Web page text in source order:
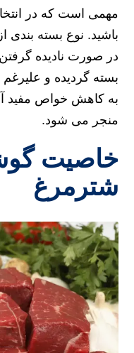
مهمی است که در
باشید. نوع بسته
در صورت نادیده
بسته گردیده و
به کاهش خواص مفید
منجر می شود.
خاصیت
شترمرغ